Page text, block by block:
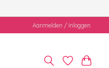
Aanmelden / Inloggen